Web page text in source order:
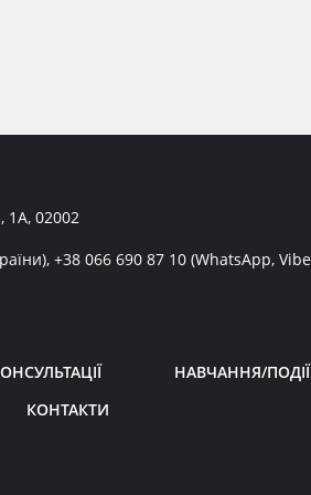
1А, 02002
+38 066 690 87 10 (WhatsApp,
НАВЧАННЯ/ПОДІЇ
КОНТАКТИ